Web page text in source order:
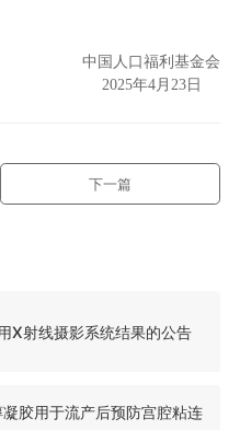
中国人口福利基金会
2025年4月23日
下一篇
X射线摄影系统结果的公告
胶用于流产后预防宫腔粘连